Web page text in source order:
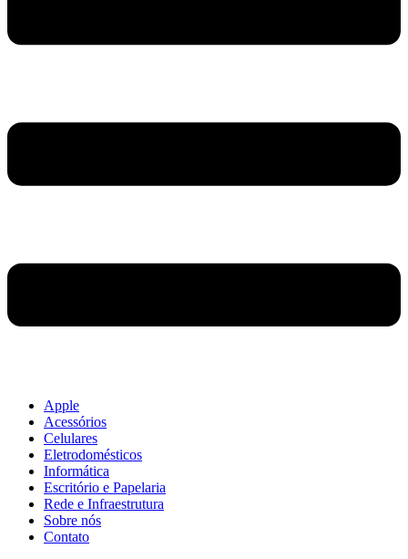
Apple
Acessórios
Celulares
Eletrodomésticos
Informática
Escritório e Papelaria
Rede e Infraestrutura
Sobre nós
Contato